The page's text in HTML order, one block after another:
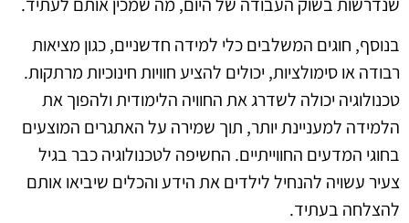
בנוסף, חוגים המשלבים כלי למידה חדשניים, כגון מציאות
רבודה או סימולציות, יכולים להציע חוויות חינוכיות מרתקות.
טכנולוגיה יכולה לשדרג את החוויה הלימודית ולהפוך את
הלמידה למעניינת יותר, תוך שמירה על האתגרים המוצעים
בחוגי המדעים החווייתיים. החשיפה לטכנולוגיה כבר בגיל
צעיר עשויה להנחיל לילדים את הידע והכלים שיביאו אותם
להצלחה בעתיד.